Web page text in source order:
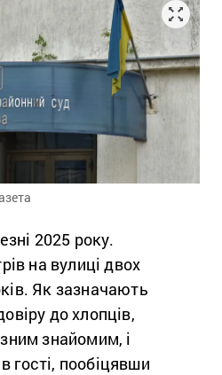
2025 року.
на вулиці двох
Як зазначають
до хлопців,
знайомим, і
гості, пообіцявши